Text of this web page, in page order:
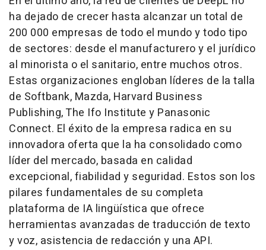
ha dejado de crecer hasta alcanzar un total de
200 000 empresas de todo el mundo y todo tipo
de sectores: desde el manufacturero y el jurídico
al minorista o el sanitario, entre muchos otros.
Estas organizaciones engloban líderes de la talla
de Softbank, Mazda, Harvard Business
Publishing, The Ifo Institute y Panasonic
Connect. El éxito de la empresa radica en su
innovadora oferta que la ha consolidado como
líder del mercado, basada en calidad
excepcional, fiabilidad y seguridad. Estos son los
pilares fundamentales de su completa
plataforma de IA lingüística que ofrece
herramientas avanzadas de traducción de texto
y voz, asistencia de redacción y una API.